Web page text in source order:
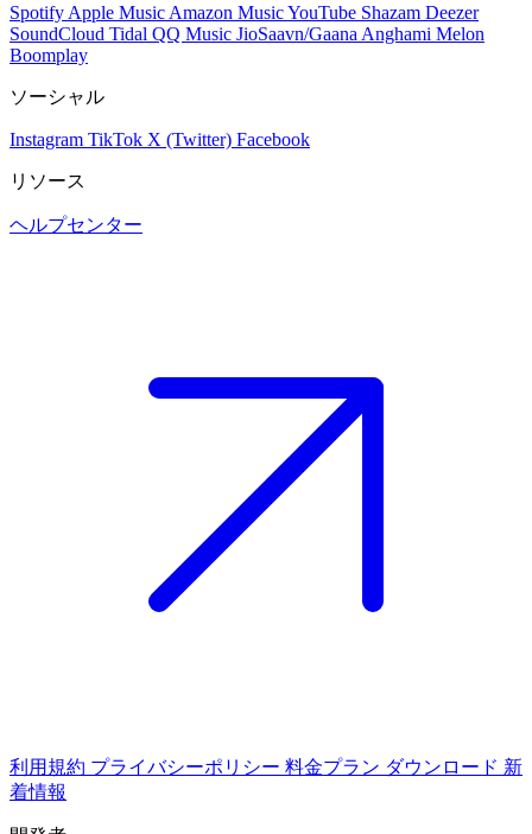
Spotify Apple Music Amazon MusicYouTube Shazam Deezer
SoundCloud Tidal QQ Music JioSaavn/Gaana Anghami Melon
Boomplay
ソーシャル
Instagram TikTok X (Twitter) Facebook
リソース
ヘルプセンター
利用規約 プライバシーポリシー 料金プラン ダウンロード 新
着情報